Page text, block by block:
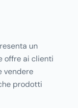
un
offre ai clienti
vendere
prodotti